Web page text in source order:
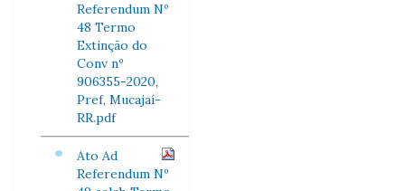
Referendum Nº
48 Termo
Extinção do
Conv nº
906355-2020,
Pref, Mucajaí-
RR.pdf
Ato Ad
Referendum Nº